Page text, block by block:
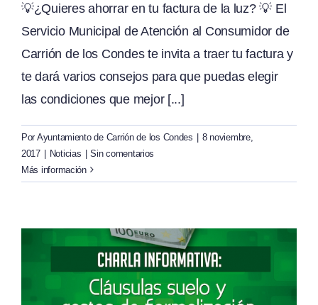
💡¿Quieres ahorrar en tu factura de la luz? 💡 El
Servicio Municipal de Atención al Consumidor de
Carrión de los Condes te invita a traer tu factura y
te dará varios consejos para que puedas elegir
las condiciones que mejor [...]
Por Ayuntamiento de Carrión de los Condes
8 noviembre,
2017
Noticias
Sin comentarios
Más información